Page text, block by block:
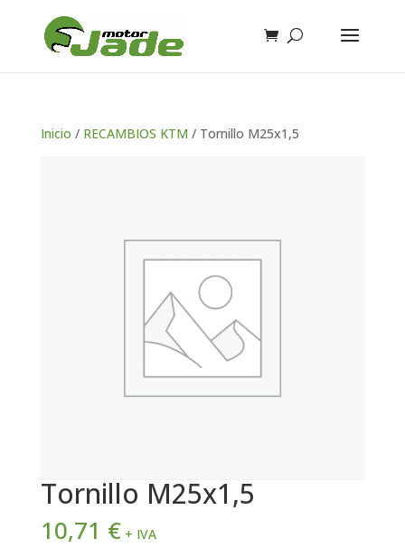
Inicio / RECAMBIOS KTM / Tornillo M25x1,5
Tornillo M25x1,5
10,71 € + IVA